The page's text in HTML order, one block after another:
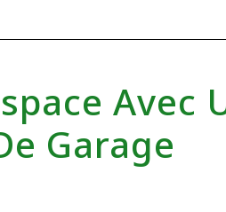
Avec
Garage